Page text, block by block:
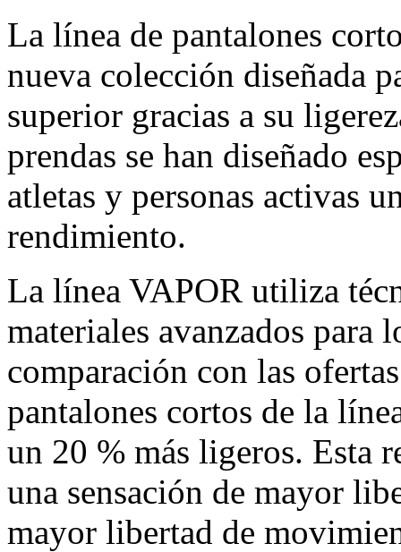
La línea de pantalones
nueva colección diseñada
superior gracias a su
prendas se han diseñado
atletas y personas activas
rendimiento.
La línea VAPOR utiliza
materiales avanzados para
comparación con las
pantalones cortos de la
un 20 % más ligeros. Esta
una sensación de mayor
mayor libertad de